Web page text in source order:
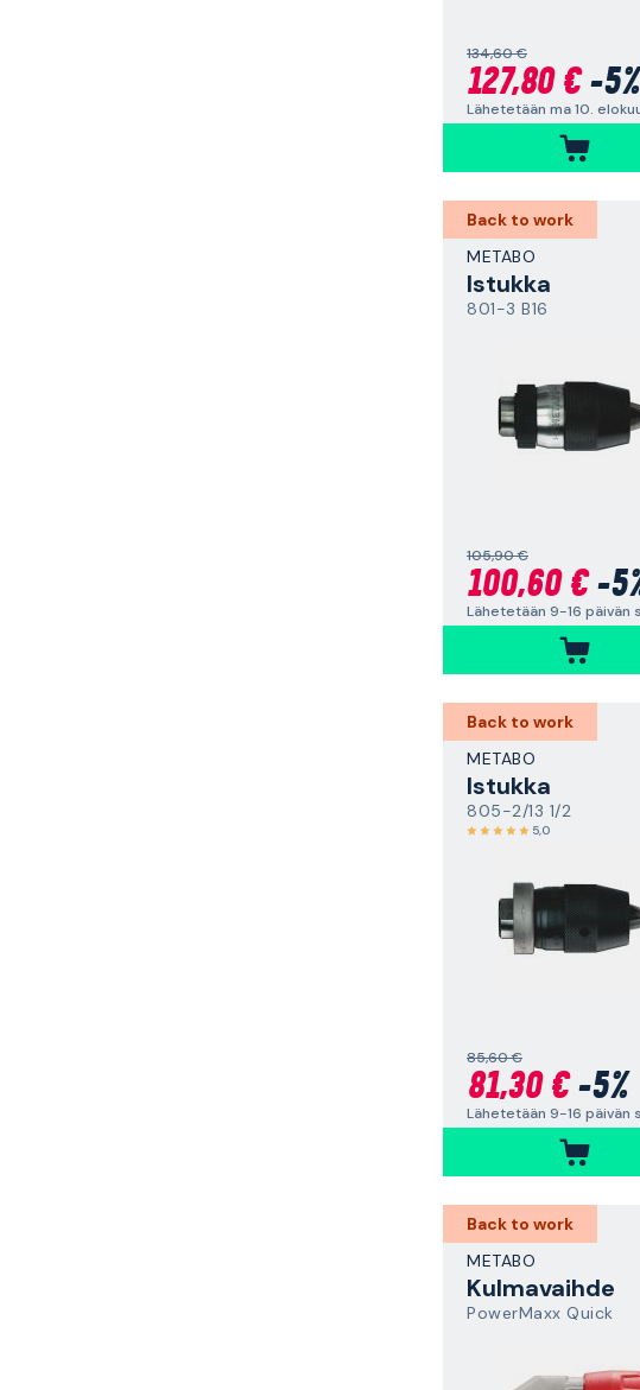
134,60 €
127,80 €-5%
Lähetetään ma 10.
Back to work
METABO
Istukka
801-3 B16
105,90 €
100,60 €-
Lähetetään 9-16 päivän
Back to work
METABO
Istukka
805-2/13 1/2
5,0
85,60 €
81,30 €-5%
Lähetetään 9-16 päivän
Back to work
METABO
Kulmavaihde
PowerMaxx Quick